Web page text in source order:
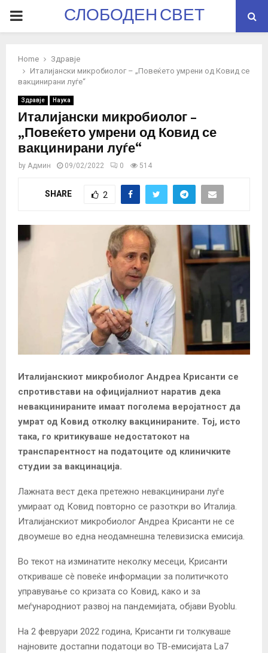
PRIMARYСЛОБОДЕН СВЕТ
Home
Здравје
Италијански микробиолог – „Повеќето умрени од Ковид се
вакцинирани луѓе“
Здравје Наука
Италијански микробиолог –
„Повеќето умрени од Ковид се
вакцинирани луѓе“
by Админ 09/02/2022 0 514
SHARE 2
Италијанскиот микробиолог Андреа Крисанти се
спротивстави на официјалниот наратив дека
невакцинираните имаат поголема веројатност да
умрат од Ковид отколку вакцинираните. Тој, исто
така, го критикуваше недостатокот на
транспарентност на податоците од клиничките
студии за вакцинација.
Лажната вест дека претежно невакцинирани луѓе
умираат од Ковид повторно се разоткри во Италија.
Италијанскиот микробиолог Андреа Крисанти не се
двоумеше во една неодамнешна телевизиска емисија.
Во текот на изминатите неколку месеци, Крисанти
откриваше сè повеќе информации за политичкото
управување со кризата со Ковид, како и за
меѓународниот развој на пандемијата, објави Byoblu.
На 2 февруари 2022 година, Крисанти ги толкуваше
најновите достапни податоци во ТВ-емисијата La7